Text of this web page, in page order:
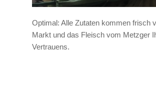
Optimal: Alle Zutaten kommen frisch
Markt und das Fleisch vom Metzger
Vertrauens.